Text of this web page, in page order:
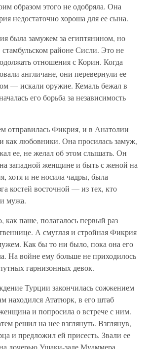
образом этого не одобряла. Она
недостаточно хороша для ее сына.
была замужем за египтянином, но
районе Сисли. Это не
отношения с Корин. Когда
англичане, они перевернули ее
— искали оружие. Кемаль бежал в
его борьба за независимость
отправилась Фикрия, и в Анатолии
как любовники. Она просилась замуж,
ее, не желал об этом слышать. Он
западной женщине и быть с женой на
хотя и не носила чадры, была
костей восточной — из тех, кто
мужа.
как паше, полагалось первый раз
А смуглая и стройная Фикрия
Как бы то ни было, пока она его
На войне ему больше не приходилось
гарнизонных девок.
Турции закончилась сожжением
находился Ататюрк, в его штаб
и попросила о встрече с ним.
решил на нее взглянуть. Взглянув,
и предложил ей присесть. Звали ее
дочерью Ушаки-заде Муаммера,